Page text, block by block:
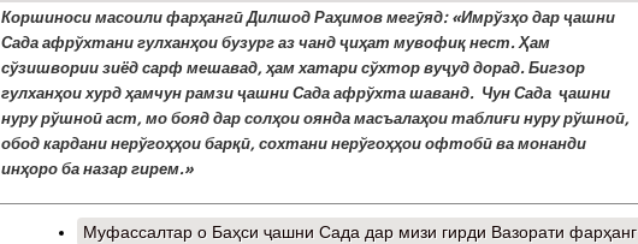
Коршиноси масоили фарҳангӣ Дилшод Раҳимов мегӯяд: «Имрўзҳо дар ҷашни
Сада афрўхтани гулханҳои бузург аз чанд ҷиҳат мувофиқ нест. Ҳам
сўзишвории зиёд сарф мешавад, ҳам хатари сўхтор вуҷуд дорад. Бигзор
гулханҳои хурд ҳамчун рамзи ҷашни Сада афрўхта шаванд. Чун Сада ҷашни
нуру рўшноӣ аст, мо бояд дар солҳои оянда масъалаҳои таблиғи нуру рўшноӣ,
обод кардани нерўгоҳҳои барқӣ, сохтани нерўгоҳҳои офтобӣ ва монанди
инҳоро ба назар гирем.»
Муфассалтар о Баҳси ҷашни Сада дар мизи гирди Вазорати фарҳанг